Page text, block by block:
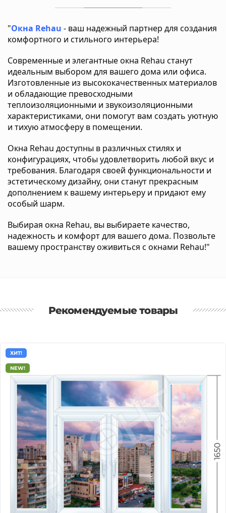
"Окна Rehau - ваш надежный партнер для создания
комфортного и стильного интерьера!
Современные и элегантные окна Rehau станут
идеальным выбором для вашего дома или офиса.
Изготовленные из высококачественных материалов
и обладающие превосходными
теплоизоляционными и звукоизоляционными
характеристиками, они помогут вам создать уютную
и тихую атмосферу в помещении.
Окна Rehau доступны в различных стилях и
конфигурациях, чтобы удовлетворить любой вкус и
требования. Благодаря своей функциональности и
эстетическому дизайну, они станут прекрасным
дополнением к вашему интерьеру и придают ему
особый шарм.
Выбирая окна Rehau, вы выбираете качество,
надежность и комфорт для вашего дома. Позвольте
вашему пространству оживиться с окнами Rehau!"
Рекомендуемые товары
ХИТ!
NEW!